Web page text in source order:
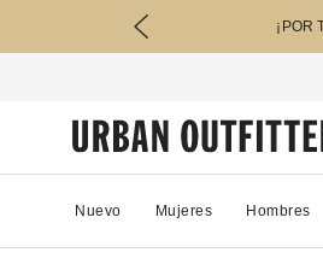
¡POR
Nuevo Mujeres Hombres